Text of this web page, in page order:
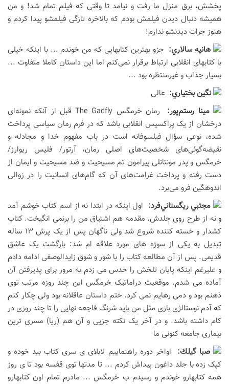
پخشش، برق منزل ما رفت و نیامد تا وقتی که فیلم تمام شد! و من
همیشه دنبال دیدن فیلمش بودم که بالاخره تازگی فیلمشو پیدا کردم و
هنوز جرات دیدنشو ندارم!
هانيه سالاري: جزو بهترین کتابهایی که من خوندم ... با اینکه خیلی
با کتابهای انقلابی ارتباط برقرار نمی‌کنم اما این داستان کاملا متفاوت ...
بسیار جذاب و غیرمنتظره بود ...
نگين بختياري: عالی
مینا رستم‌پور:
رمان خرمگس The Gadfly قبل از آنکه نمونه‌ای
درخشان از یک پراکسیس انقلابی باشد که در فرم رمان سیاسی پرداخت
شده، نوعی سؤال فیلسوفانه است در باب مفهوم خدا و مجادله و
نقیضه‌گوئی‌های شخصیت‌های اصلی رمان، آرتور/ فلیس ریوارز/
خرمگس و پدر مونتانلی پیرامون تم مسیحیت و ضد مسیحیت و ایمان از
دست رفته و پرداخت غرامت‌های آن که گام‌های انسانیت را در زوالی
اندوهگین فرو می‌برد.
مجتبي ريگستاني‌فرد: اول اینکه در ابتدا نه از اسم کتاب خوشم آمد
و نه از طرح روی جلدش. مقدمه هم اشتیاق من را برنمی انگیخت. کتاب
کشدار و خسته کننده شروع شد ولی ناگهان پس از یک پرش 13 ساله
تبدیل به یکی از سوژه های مورد علاقه ام شد: بازگشت یک عاشق
قدیمی. پس از آن مطالعه کتاب را با شور و شوق زایدالوصفی ادامه دادم
و علیرغم اینکه پایان تلخش را حدس می زدم به مرور برای پذیرفتن آن
آماده می شدم. موقعیت دراماتیک خرمگس این چند روزه مرتب توی
ذهنم بود و دمی رهایم نمی کرد. ختم داستان عاقلانه بود ولی چکار کنم
که آدم نوستالژی بازی مثل من باید شرنگ فاجعه نهایی را تا چند روزی در
کام داشته باشد. و در آخر یک نکته جزیی و آن هم (ریا) مسری ترین
بیماری جامعه کنونی ما
صبا گيلك: اواخر دوره راهنماییم لابلای ی سری کتاب بید خوده و
کپک زده با جلد داغون پیداش کردم ... تا مدتها توی قفسه بود تا ی روز
همه کتابهارو خوندم و رسیدم ب خرمگس ... مادرم تمام اون کتابهارو